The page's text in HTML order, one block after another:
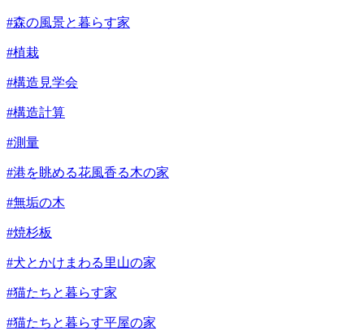
#森の風景と暮らす家
#植栽
#構造見学会
#構造計算
#測量
#港を眺める花風香る木の家
#無垢の木
#焼杉板
#犬とかけまわる里山の家
#猫たちと暮らす家
#猫たちと暮らす平屋の家